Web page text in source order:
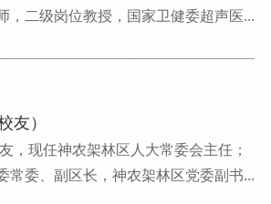
，二级岗位教授，国家卫健委超声医...
友）
，现任神农架林区人大常委会主任；
常委、副区长，神农架林区党委副书...